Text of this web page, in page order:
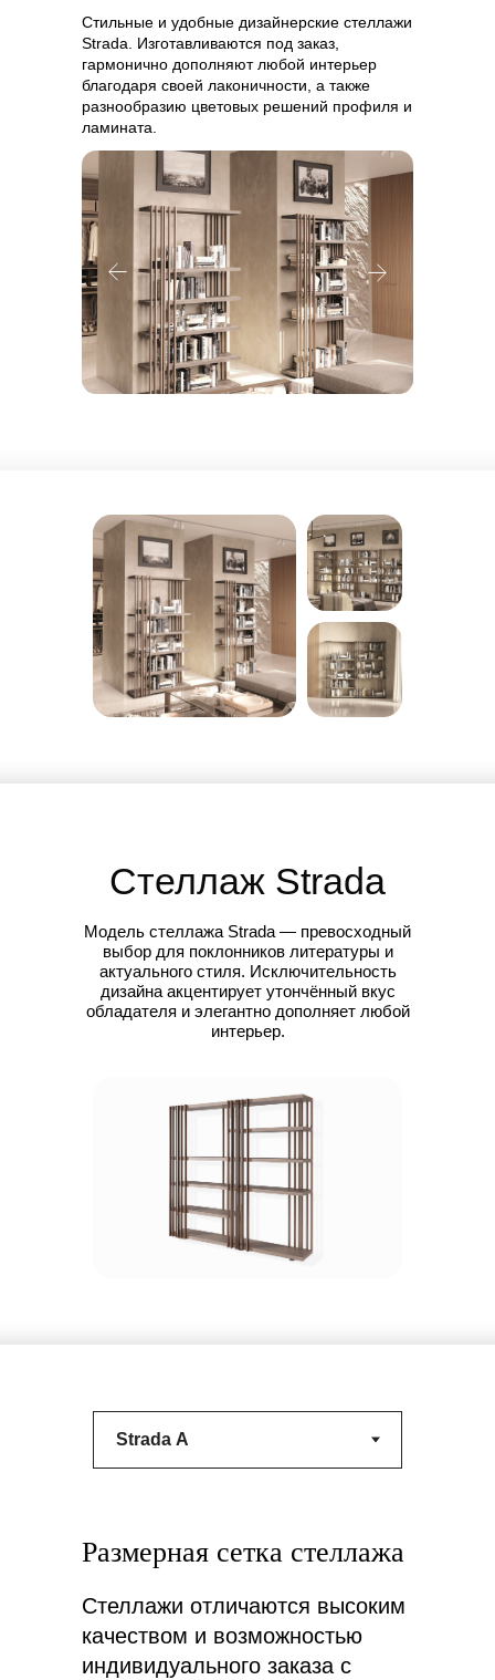
Стильные и удобные дизайнерские стеллажи
Strada. Изготавливаются под заказ,
гармонично дополняют любой интерьер
благодаря своей лаконичности, а также
разнообразию цветовых решений профиля и
ламината.
Стеллаж Strada
Модель стеллажа Strada — превосходный
выбор для поклонников литературы и
актуального стиля. Исключительность
дизайна акцентирует утончённый вкус
обладателя и элегантно дополняет любой
интерьер.
Размерная сетка стеллажа
Стеллажи отличаются высоким
качеством и возможностью
индивидуального заказа с